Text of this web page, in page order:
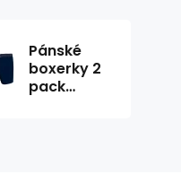
Pánské
boxerky 2
pack